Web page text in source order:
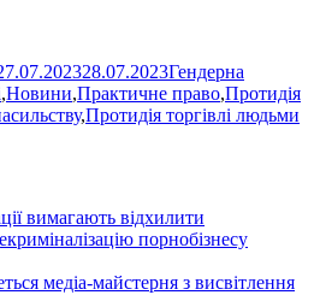
28.07.2023Гендерна
,Новини,Практичне право,Протидія
,Протидія торгівлі людьми
вимагають відхилити
порнобізнесу
медіа-майстерня з висвітлення